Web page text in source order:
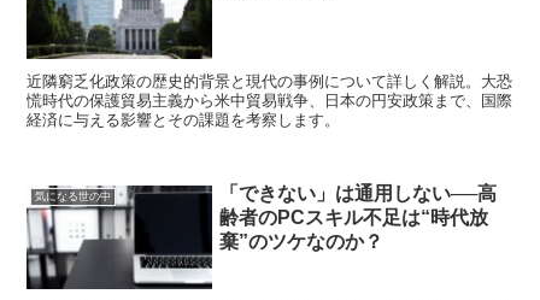
近隣窮乏化政策の歴史的背景と現代の事例について詳しく解説。大恐
慌時代の保護貿易主義から米中貿易戦争、日本の円安政策まで、国際
経済に与える影響とその課題を考察します。
気になる世の中
「できない」は通用しない──高
齢者のPCスキル不足は“時代放
棄”のツケなのか？